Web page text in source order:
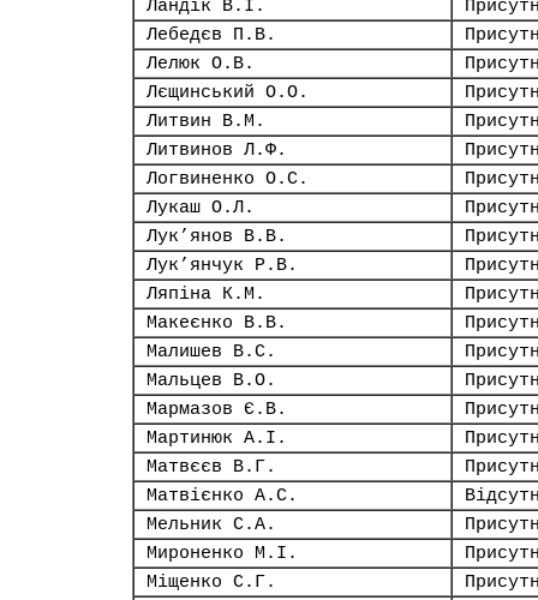
Ландік В.І.
Лебедєв П.В.
Лелюк О.В.
Лєщинський О.О.
Литвин В.М.
Литвинов Л.Ф.
Логвиненко О.С.
Лукаш О.Л.
Лук’янов В.В.
Лук’янчук Р.В.
Ляпіна К.М.
Макеєнко В.В.
Малишев В.С.
Мальцев В.О.
Мармазов Є.В.
Мартинюк А.І.
Матвєєв В.Г.
Матвієнко А.С.
Мельник С.А.
Мироненко М.І.
Міщенко С.Г.